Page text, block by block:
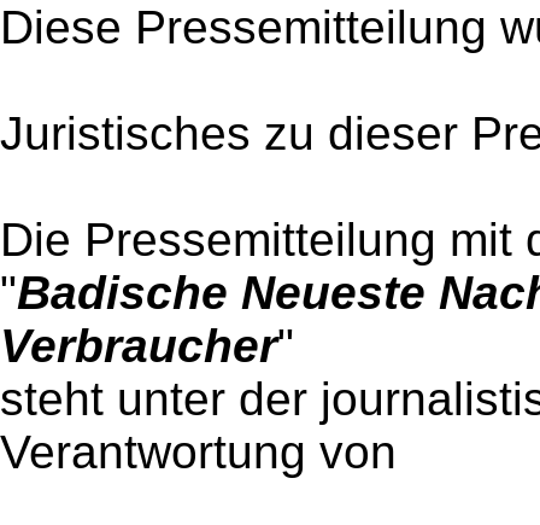
Diese Pressemitteilung
Juristisches zu dieser
Die Pressemitteilung mit
"Badische Neueste
Verbraucher"
steht unter der
Verantwortung von